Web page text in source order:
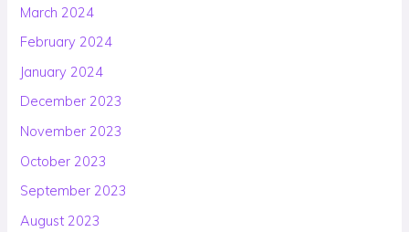
March 2024
February 2024
January 2024
December 2023
November 2023
October 2023
September 2023
August 2023